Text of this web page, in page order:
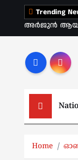
Trending
അർജുൻ
Home